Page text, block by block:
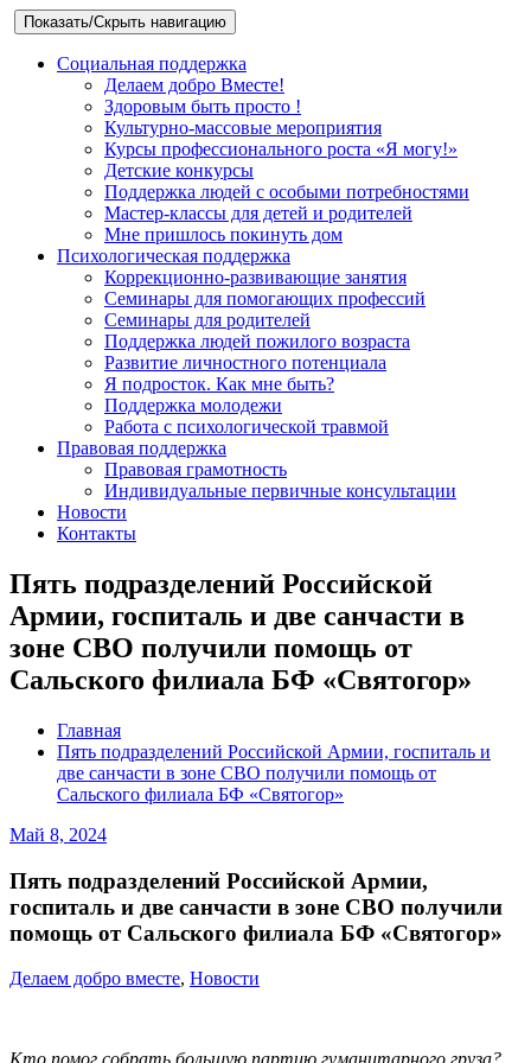
Показать/Скрыть навигацию
Социальная поддержка
Делаем добро Вместе!
Здоровым быть просто !
Культурно-массовые мероприятия
Курсы профессионального роста «Я могу!»
Детские конкурсы
Поддержка людей с особыми потребностями
Мастер-классы для детей и родителей
Мне пришлось покинуть дом
Психологическая поддержка
Коррекционно-развивающие занятия
Семинары для помогающих профессий
Семинары для родителей
Поддержка людей пожилого возраста
Развитие личностного потенциала
Я подросток. Как мне быть?
Поддержка молодежи
Работа с психологической травмой
Правовая поддержка
Правовая грамотность
Индивидуальные первичные консультации
Новости
Контакты
Пять подразделений Российской
Армии, госпиталь и две санчасти в
зоне СВО получили помощь от
Сальского филиала БФ «Святогор»
Главная
Пять подразделений Российской Армии, госпиталь и
две санчасти в зоне СВО получили помощь от
Сальского филиала БФ «Святогор»
Май 8, 2024
Пять подразделений Российской Армии,
госпиталь и две санчасти в зоне СВО получили
помощь от Сальского филиала БФ «Святогор»
Делаем добро вместе, Новости